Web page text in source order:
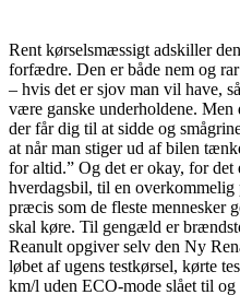
Rent kørselsmæssigt adskiller
forfædre. Den er både nem og
– hvis det er sjov man vil have,
være ganske underholdene. Men
der får dig til at sidde og
at når man stiger ud af bilen
for altid.” Og det er okay, for det
hverdagsbil, til en
præcis som de fleste mennesker
skal køre. Til gengæld er
Reanult opgiver selv den Ny
løbet af ugens testkørsel, kørte
km/l uden ECO-mode slået til